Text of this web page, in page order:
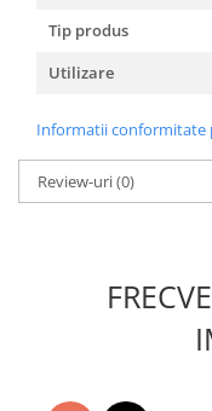
Ventilatoare
Zootehnie
Foarfeci tuns oi
Tip produs
Utilizare
Informatii conformitate
Review-uri(0)